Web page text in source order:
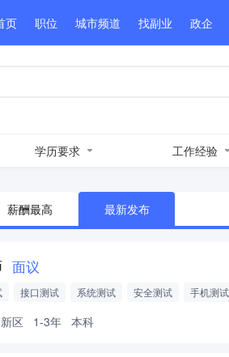
页 职位 城市频道 找副业 政企
学历要求 工作经验
薪酬最高 最新发布
面议
接口测试 系统测试 安全测试 手机测试
区 1-3年 本科